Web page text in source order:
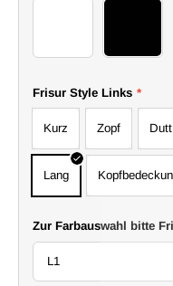
Frisur Style Links *
Kurz Zopf Dutt
Lang
Zur Farbauswahl bitte
L1